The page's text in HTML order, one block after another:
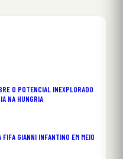
O POTENCIAL INEXPLORADO
NA HUNGRIA
GIANNI INFANTINO EM MEIO